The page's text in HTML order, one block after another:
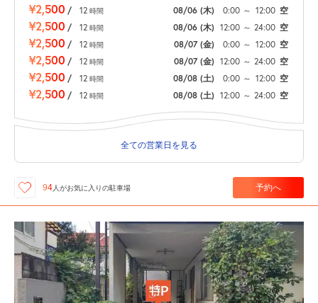
¥2,500 / 12 時間 08/06 (木) 0:00 ～ 12:00 空
¥2,500 / 12 時間 08/06 (木) 12:00 ～ 24:00 空
¥2,500 / 12 時間 08/07 (金) 0:00 ～ 12:00 空
¥2,500 / 12 時間 08/07 (金) 12:00 ～ 24:00 空
¥2,500 / 12 時間 08/08 (土) 0:00 ～ 12:00 空
¥2,500 / 12 時間 08/08 (土) 12:00 ～ 24:00 空
全ての営業日を見る
94人がお気に入りの駐車場 予約へ